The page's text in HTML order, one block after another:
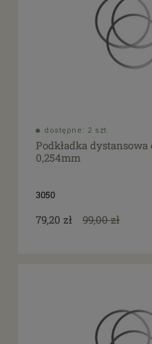
dostępne: 2 szt.
Podkładka
0,254mm
3050
79,20 zł 99,00 zł